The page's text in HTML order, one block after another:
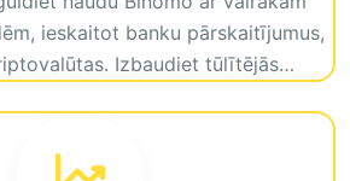
ieskaitot banku pārskaitījumus,
Izbaudiet tūlītējās